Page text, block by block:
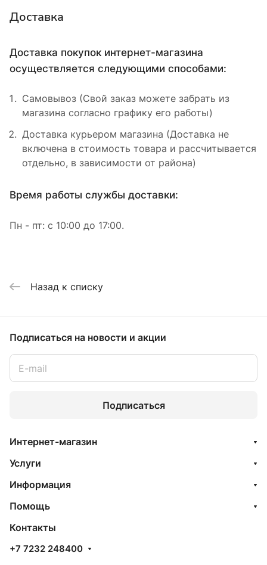
Доставка
Доставка покупок интернет-магазина
осуществляется следующими способами:
Самовывоз (Свой заказ можете забрать из
магазина согласно графику его работы)
Доставка курьером магазина (Доставка не
включена в стоимость товара и рассчитывается
отдельно, в зависимости от района)
Время работы службы доставки:
Пн - пт: с 10:00 до 17:00.
Назад к списку
Подписаться на новости и акции
Подписаться
Интернет-магазин
Услуги
Информация
Помощь
Контакты
+7 7232 248400